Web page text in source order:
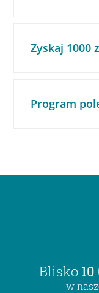
Zyskaj 1000
Program
Blisko
w